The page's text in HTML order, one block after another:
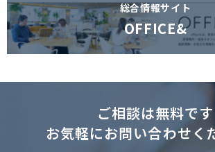
総合情報サイト
OFFICE&
ご相談は無料です
お気軽にお問い合わせく